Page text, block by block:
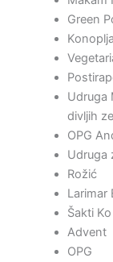
Green
Udruga
divljih
OPG
Udruga
Rožić
Larimar
Šakti Ko
Advent
OPG